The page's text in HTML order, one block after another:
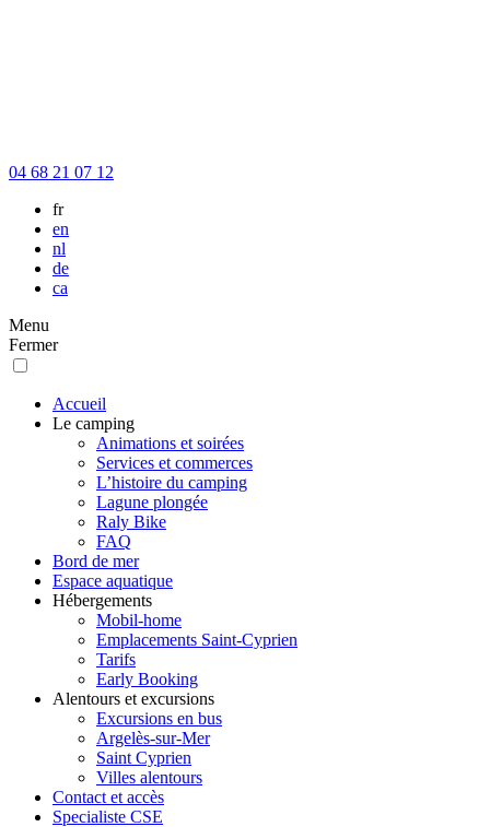
04 68 21 07 12
fr
en
nl
de
ca
Menu
Fermer
Accueil
Le camping
Animations et soirées
Services et commerces
L’histoire du camping
Lagune plongée
Raly Bike
FAQ
Bord de mer
Espace aquatique
Hébergements
Mobil-home
Emplacements Saint-Cyprien
Tarifs
Early Booking
Alentours et excursions
Excursions en bus
Argelès-sur-Mer
Saint Cyprien
Villes alentours
Contact et accès
Specialiste CSE